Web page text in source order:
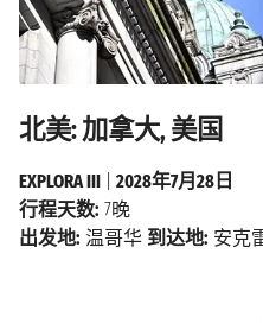
北美: 加拿大, 美国
EXPLORA III
2028年7月28日
行程天数: 7晚
出发地: 温哥华 到达地: 安克